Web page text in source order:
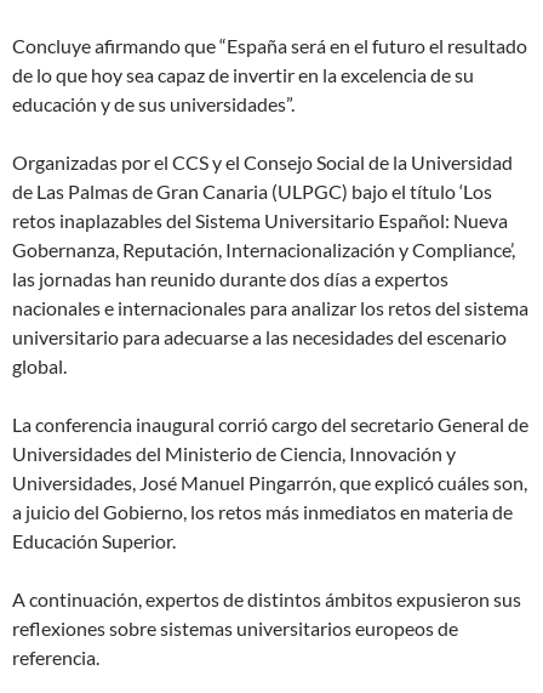
Concluye afirmando que “España será en el futuro el resultado
de lo que hoy sea capaz de invertir en la excelencia de su
educación y de sus universidades”.
Organizadas por el CCS y el Consejo Social de la Universidad
de Las Palmas de Gran Canaria (ULPGC) bajo el título ‘Los
retos inaplazables del Sistema Universitario Español: Nueva
Gobernanza, Reputación, Internacionalización y Compliance’,
las jornadas han reunido durante dos días a expertos
nacionales e internacionales para analizar los retos del sistema
universitario para adecuarse a las necesidades del escenario
global.
La conferencia inaugural corrió cargo del secretario General de
Universidades del Ministerio de Ciencia, Innovación y
Universidades, José Manuel Pingarrón, que explicó cuáles son,
a juicio del Gobierno, los retos más inmediatos en materia de
Educación Superior.
A continuación, expertos de distintos ámbitos expusieron sus
reflexiones sobre sistemas universitarios europeos de
referencia.